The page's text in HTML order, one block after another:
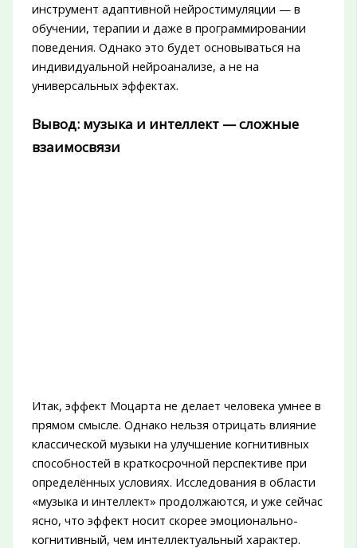
инструмент адаптивной нейростимуляции — в
обучении, терапии и даже в программировании
поведения. Однако это будет основываться на
индивидуальной нейроанализе, а не на
универсальных эффектах.
Вывод: музыка и интеллект — сложные
взаимосвязи
Итак, эффект Моцарта не делает человека умнее в
прямом смысле. Однако нельзя отрицать влияние
классической музыки на улучшение когнитивных
способностей в краткосрочной перспективе при
определённых условиях. Исследования в области
«музыка и интеллект» продолжаются, и уже сейчас
ясно, что эффект носит скорее эмоционально-
когнитивный, чем интеллектуальный характер.